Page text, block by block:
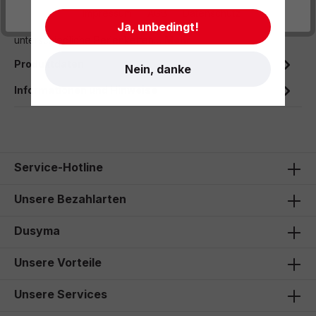
Interessantes Perlenfädelspiel mit großen Jumbo-
Holzperlen. Mit Hilfe der Bildtäfelchen können
unterschiedliche Perlenketten…
Produktdaten
Informationen und Hinweise
Service-Hotline
Unsere Bezahlarten
Dusyma
Unsere Vorteile
Unsere Services
- Impressum - AGB - Datenschutz
Ja, unbedingt!
Nein, danke